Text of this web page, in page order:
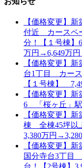
【価格変更】
付近 カースペ
分！【１号棟】
万円→6,649万円
【価格変更】
台1丁目 カー
【１号棟】
【価格変更】
6 「桜ヶ丘」駅
【価格変更】
棟 全棟45坪以
3,380万円→3,280
【価格変更】
国分寺台3丁
台！【2号棟】